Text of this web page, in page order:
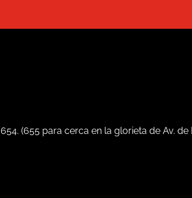
654. (655 para cerca en la glorieta de Av. de